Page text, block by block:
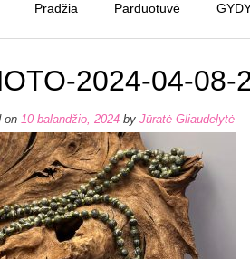
Pradžia Parduotuvė
2024-04-08-
on 10 balandžio, 2024 by Jūratė Gliaudelytė